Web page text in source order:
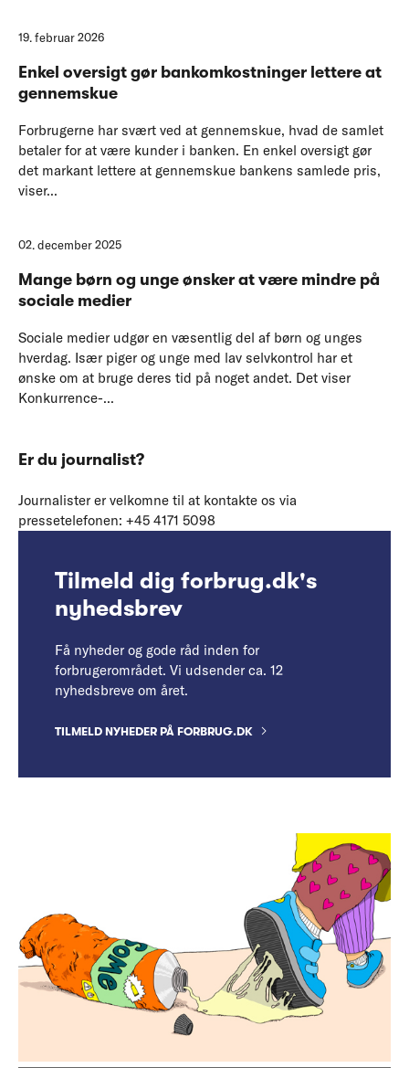
19. februar 2026
Enkel oversigt gør bankomkostninger lettere at
gennemskue
Forbrugerne har svært ved at gennemskue, hvad de samlet
betaler for at være kunder i banken. En enkel oversigt gør
det markant lettere at gennemskue bankens samlede pris,
viser...
02. december 2025
Mange børn og unge ønsker at være mindre på
sociale medier
Sociale medier udgør en væsentlig del af børn og unges
hverdag. Især piger og unge med lav selvkontrol har et
ønske om at bruge deres tid på noget andet. Det viser
Konkurrence-...
Er du journalist?
Journalister er velkomne til at kontakte os via
pressetelefonen: +45 4171 5098
Tilmeld dig forbrug.dk's
nyhedsbrev
Få nyheder og gode råd inden for
forbrugerområdet. Vi udsender ca. 12
nyhedsbreve om året.
TILMELD NYHEDER PÅ FORBRUG.DK